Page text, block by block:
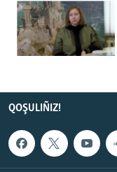
QOŞULIÑIZ!